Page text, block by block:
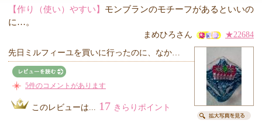
【作り（使い）やすい】 モンブランのモチーフがあるといいの
に…。
まめひろさん ★22684
先日ミルフィーユを買いに行ったのに、なか…
5件のコメントがあります
このレビューは... 17 きらりポイント